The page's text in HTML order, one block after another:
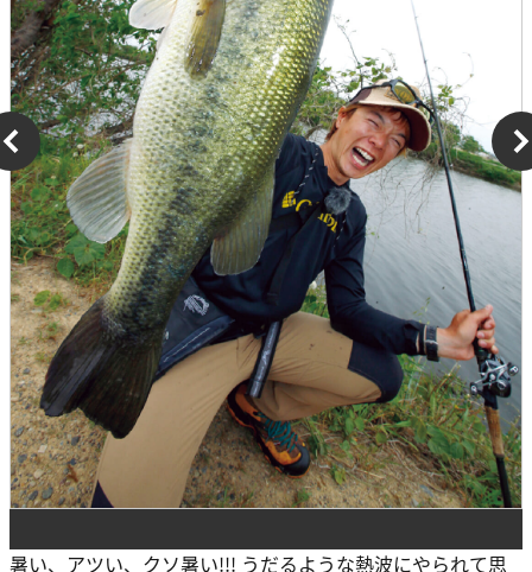
暑い、アツい、クソ暑い!!! うだるような熱波にやられて思